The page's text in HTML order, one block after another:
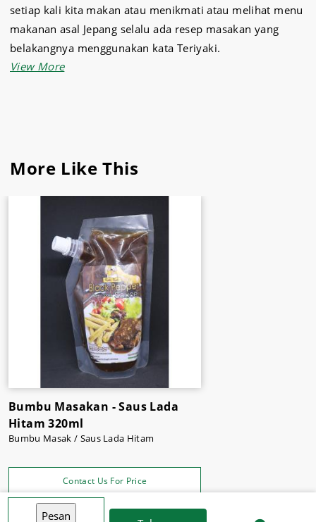
setiap kali kita makan atau menikmati atau melihat menu
makanan asal Jepang selalu ada resep masakan yang
belakangnya menggunakan kata Teriyaki.
dan nikmati kelezatan nya Selain beraneka jenis saus,
kebutuhan memasak Anda seperti ikan dori beku, ikan
gindaran beku,kentang beku,
Belanja kebutuhan dapur jadi lebih dekat dan praktis
hanya belanja online di supermarket
More Like This
Bumbu Masakan - Saus Lada
Hitam 320ml
Bumbu Masak / Saus Lada Hitam
Contact Us For Price